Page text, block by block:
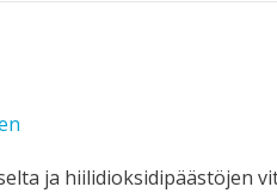
ja hiilidioksidipäästöjen